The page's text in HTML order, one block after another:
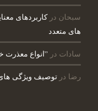
سبحان در
های متعدد
سادات در ”انواع معذرت
رضا در توصیف ویژگی